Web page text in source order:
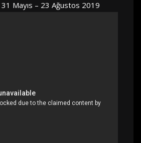
31 Mayıs – 23 Ağustos 2019